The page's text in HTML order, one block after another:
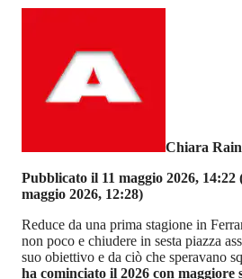
Chiara
Pubblicato il 11 maggio 2026, 14:22
maggio 2026, 12:28)
Reduce da una prima stagione in
non poco e chiudere in sesta piazza
suo obiettivo e da ciò che speravano
ha cominciato il 2026 con maggiore